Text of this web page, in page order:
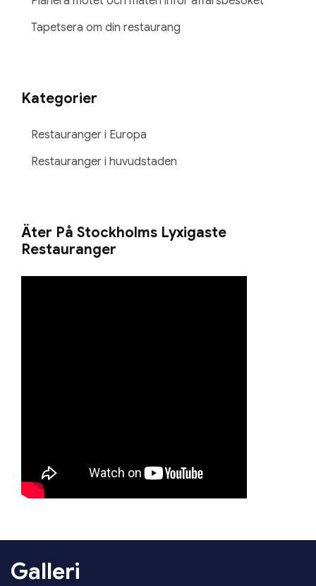
Tapetsera om din restaurang
Kategorier
Restauranger i Europa
Restauranger i huvudstaden
Äter På Stockholms Lyxigaste
Restauranger
Galleri